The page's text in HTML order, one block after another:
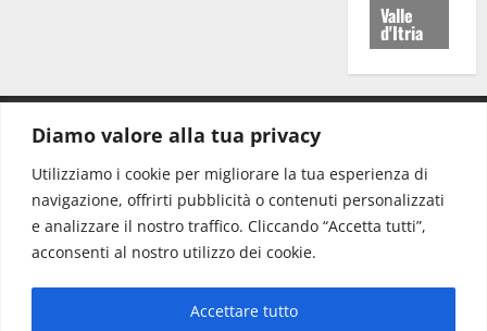
Diamo valore alla tua privacy
Utilizziamo i cookie per migliorare la tua esperienza di
navigazione, offrirti pubblicità o contenuti personalizzati
e analizzare il nostro traffico. Cliccando “Accetta tutti”,
acconsenti al nostro utilizzo dei cookie.
Accettare tutto
Valle
d'Itria
Redazione: redazione@www.martinasera.it
Direttore:direttore@www.martinasera.it
Info & Commerciale:info@www.martinasera.it